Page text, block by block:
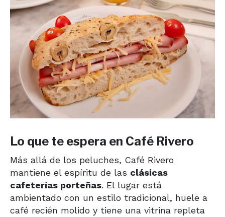
Lo que te espera en Café Rivero
Más allá de los peluches, Café Rivero
mantiene el espíritu de las clásicas
cafeterías porteñas. El lugar está
ambientado con un estilo tradicional, huele a
café recién molido y tiene una vitrina repleta